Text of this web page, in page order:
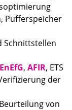
Pufferspeicher
Schnittstellen
EnEfG, AFIR, ETS
der
von